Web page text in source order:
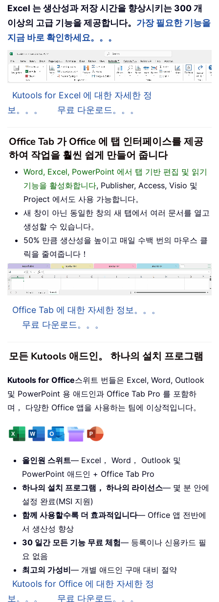
Excel 는 생산성과 저장 시간을 향상시키는 300 개
이상의 고급 기능을 제공합니다。 가장 필요한 기능을
지금 바로 확인하세요。。。
Kutools for Excel 에 대한 자세한 정
보。。。
무료 다운로드。。。
Office Tab 가 Office 에 탭 인터페이스를 제공
하여 작업을 훨씬 쉽게 만들어 줍니다
Word, Excel, PowerPoint 에서 탭 기반 편집 및 읽기
기능을 활성화합니다, Publisher, Access, Visio 및
Project 에서도 사용 가능합니다。
새 창이 아닌 동일한 창의 새 탭에서 여러 문서를 열고
생성할 수 있습니다。
50% 만큼 생산성을 높이고 매일 수백 번의 마우스 클
릭을 줄여줍니다！
Office Tab 에 대한 자세한 정보。。。
무료 다운로드。。。
모든 Kutools 애드인。 하나의 설치 프로그램
Kutools for Office스위트 번들은 Excel, Word, Outlook
및 PowerPoint 용 애드인과 Office Tab Pro 를 포함하
며， 다양한 Office 앱을 사용하는 팀에 이상적입니다。
올인원 스위트— Excel， Word， Outlook 및
PowerPoint 애드인 + Office Tab Pro
하나의 설치 프로그램， 하나의 라이선스— 몇 분 안에
설정 완료(MSI 지원)
함께 사용할수록 더 효과적입니다— Office 앱 전반에
서 생산성 향상
30 일간 모든 기능 무료 체험— 등록이나 신용카드 필
요 없음
최고의 가성비— 개별 애드인 구매 대비 절약
Kutools for Office 에 대한 자세한 정
보。。。
무료 다운로드。。。